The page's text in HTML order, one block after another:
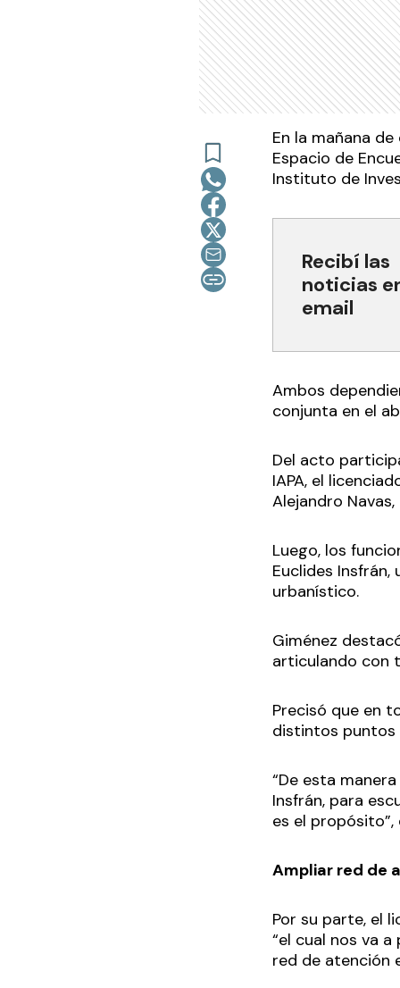
En la mañana
Espacio de
Instituto de
Recibí las
noticias
email
Ambos
conjunta en el
Del acto
IAPA, el
Alejandro
Luego, los
Euclides
urbanístico.
Giménez
articulando con
Precisó que en
distintos
“De esta
Insfrán, para
es el
Ampliar red de
Por su parte, el
“el cual nos va
red de atención